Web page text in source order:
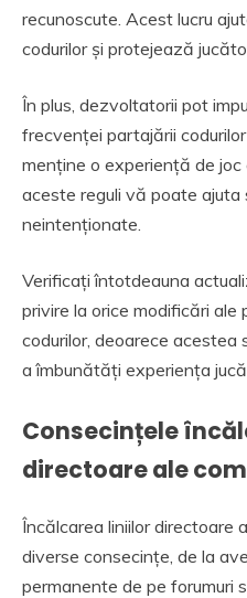
recunoscute. Acest lucru
codurilor și protejează
În plus, dezvoltatorii pot
frecvenței partajării
menține o experiență de joc
aceste reguli vă poate
neintenționate.
Verificați întotdeauna
privire la orice modificări ale
codurilor, deoarece acestea
a îmbunătăți experiența
Consecințele
directoare ale
Încălcarea liniilor directoare
diverse consecințe, de la
permanente de pe forumuri